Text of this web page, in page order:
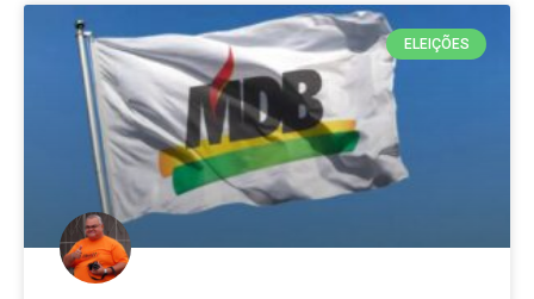
ELEIÇÕES